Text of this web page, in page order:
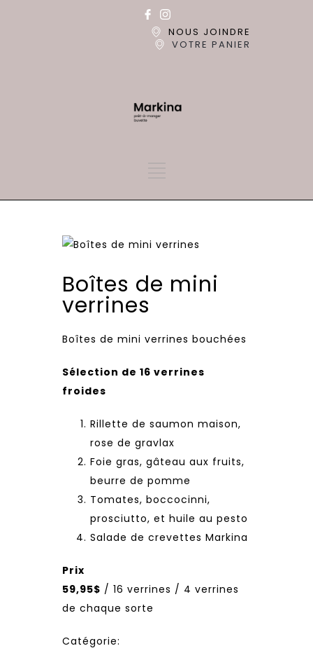
NOUS JOINDRE
VOTRE PANIER
Boîtes de mini
verrines
Boîtes de mini verrines bouchées
Sélection de 16 verrines
froides
Rillette de saumon maison,
rose de gravlax
Foie gras, gâteau aux fruits,
beurre de pomme
Tomates, boccocinni,
prosciutto, et huile au pesto
Salade de crevettes Markina
Prix
59,95$ / 16 verrines / 4 verrines
de chaque sorte
Catégorie: